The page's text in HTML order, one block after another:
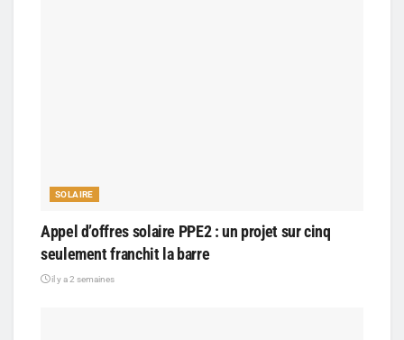
SOLAIRE
Appel d’offres solaire PPE2 : un projet sur cinq
seulement franchit la barre
il y a 2 semaines